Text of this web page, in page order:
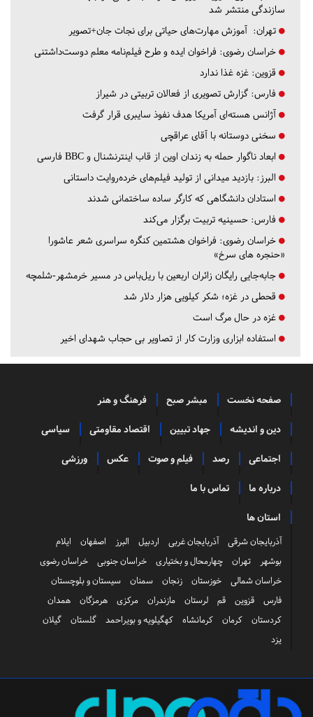
سازندگی منتشر شد
تهران: آموزش مهارت‌های حیاتی برای نجات جان+تصویر
خراسان رضوی: فراخوان ایده و طرح فیلم‌نامه معلم دوست‌داشتنی
قزوین: غزه غذا ندارد
فارس: گزارش تصویری از فعالان تربیتی در شیراز
آژانس هسته‌ای آمریکا هدف نفوذ سایبری قرار گرفت
سخنی دوستانه با آقای عراقچی
ابعاد ناگوار حمله به زندان اوین از قاب اینترنشنال و BBC فارسی
البرز: بازدید میدانی از تولید فیلم‌های خرده‌روایت داستانی
استادان دانشگاهی که کارگر ساده ساختمانی شدند
فارس: حسینیه تربیت برگزار می‌کند
خراسان رضوی: فراخوان هشتمین کنگره سراسری شعر عاشورا
«حنجره های سرخ»
جابه‌جایی رایگان زائران اربعین با ریل‌باس در مسیر خرمشهر-شلمچه
قحطی در غزه؛ شکر کیلویی هزار دلار شد
غزه در حال مرگ است
استفاده ابزاری وزارت کار از تصاویر بی حجاب شهدای اخیر
صفحه نخست مبشر صبح فرهنگ و هنر
دین و اندیشه جهاد تبیین اقتصاد مقاومتی سیاسی
اجتماعی رصد فیلم و صوت عکس ورزشی
درباره ما تماس با ما
استان ها
آذربایجان شرقی آذربایجان غربی اردبیل البرز اصفهان
ایلام
بوشهر
تهران چهارمحال و بختیاری خراسان جنوبی
خراسان رضوی
خراسان شمالی
خوزستان زنجان سمنان
سیستان و بلوچستان
فارس
قزوین قم لرستان مازندران مرکزی هرمزگان
همدان
کردستان
کرمان کرمانشاه کهگیلویه و بویراحمد گلستان
گیلان
یزد